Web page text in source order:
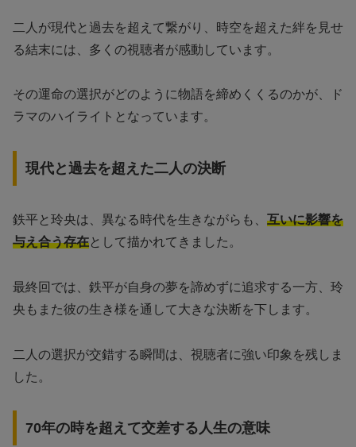
二人が現代と過去を超えて繋がり、時空を超えた絆を見せ
る結末には、多くの視聴者が感動しています。
その運命の選択がどのように物語を締めくくるのかが、ド
ラマのハイライトとなっています。
現代と過去を超えた二人の決断
鉄平と玲央は、異なる時代を生きながらも、 互いに影響を
与え合う存在として描かれてきました。
最終回では、鉄平が自身の夢を諦めずに追求する一方、玲
央もまた彼の生き様を通して大きな決断を下します。
二人の選択が交錯する瞬間は、視聴者に強い印象を残しま
した。
70年の時を超えて交差する人生の意味